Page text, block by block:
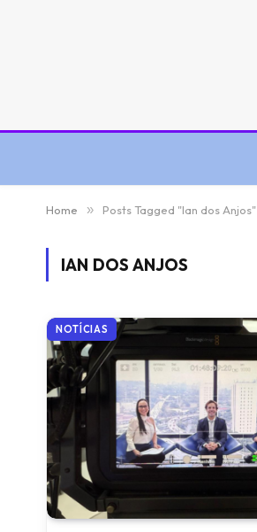
Home » Posts Tagged "Ian dos Anjos"
IAN DOS ANJOS
NOTÍCIAS